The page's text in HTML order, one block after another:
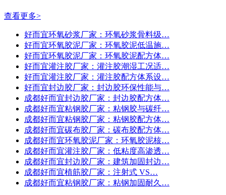
查看更多>
好而宜环氧砂浆厂家：环氧砂浆骨料级…
好而宜环氧胶泥厂家：环氧胶泥低温施…
好而宜环氧胶泥厂家：环氧胶泥配方体…
好而宜灌注胶厂家：灌注胶潮湿工况适…
好而宜灌注胶厂家：灌注胶配方体系设…
好而宜封边胶厂家：封边胶环保性能与…
成都好而宜封边胶厂家：封边胶配方体…
成都好而宜粘钢胶厂家：粘钢胶与碳纤…
成都好而宜粘钢胶厂家：粘钢胶配方体…
成都好而宜碳布胶厂家：碳布胶配方体…
成都好而宜环氧胶泥厂家：环氧胶泥核…
成都好而宜灌注胶厂家：低粘度高渗透…
成都好而宜封边胶厂家：建筑加固封边…
成都好而宜植筋胶厂家：注射式 VS…
成都好而宜粘钢胶厂家：粘钢加固耐久…